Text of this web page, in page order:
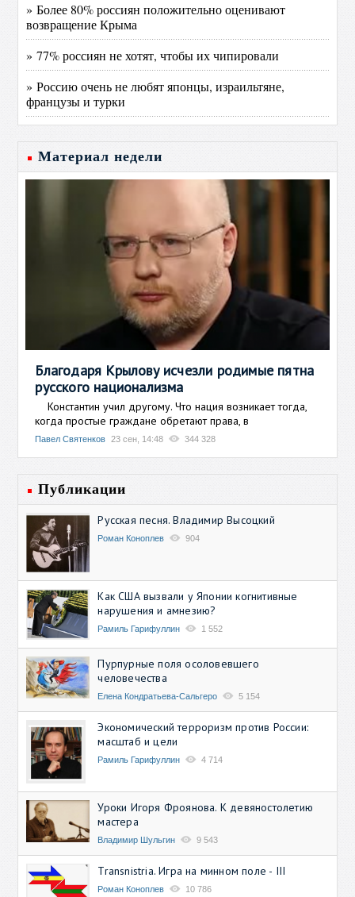
» Более 80% россиян положительно оценивают
возвращение Крыма
» 77% россиян не хотят, чтобы их чипировали
» Россию очень не любят японцы, израильтяне,
французы и турки
Материал недели
Благодаря Крылову исчезли родимые пятна
русского национализма
Константин учил другому. Что нация возникает тогда,
когда простые граждане обретают права, в
Павел Святенков 23 сен, 14:48 344 328
Публикации
Русская песня. Владимир Высоцкий
Роман Коноплев 904
Как США вызвали у Японии когнитивные
нарушения и амнезию?
Рамиль Гарифуллин 1 552
Пурпурные поля осоловевшего
человечества
Елена Кондратьева-Сальгеро 5 154
Экономический терроризм против России:
масштаб и цели
Рамиль Гарифуллин 4 714
Уроки Игоря Фроянова. К девяностолетию
мастера
Владимир Шульгин 9 543
Transnistria. Игра на минном поле - III
Роман Коноплев 10 786